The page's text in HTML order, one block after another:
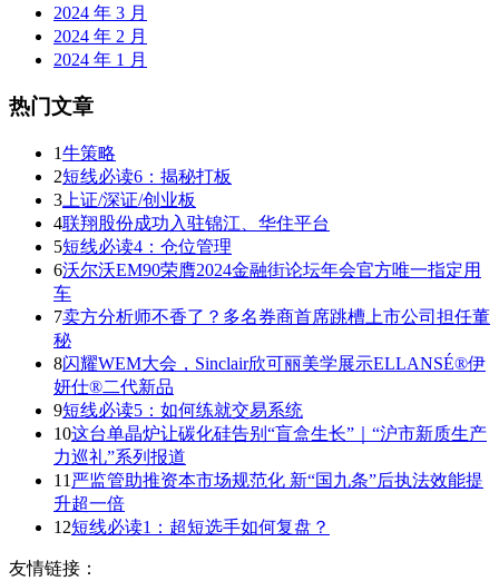
2024 年 3 月
2024 年 2 月
2024 年 1 月
热门文章
1牛策略
2短线必读6：揭秘打板
3 上证/深证/创业板
4联翔股份成功入驻锦江、华住平台
5短线必读4：仓位管理
6沃尔沃EM90荣膺2024金融街论坛年会官方唯一指定用
车
7卖方分析师不香了？多名券商首席跳槽上市公司担任董
秘
8闪耀WEM大会，Sinclair欣可丽美学展示ELLANSÉ®伊
妍仕®二代新品
9短线必读5：如何练就交易系统
10这台单晶炉让碳化硅告别“盲盒生长”｜“沪市新质生产
力巡礼”系列报道
11 严监管助推资本市场规范化 新“国九条”后执法效能提
升超一倍
12短线必读1：超短选手如何复盘？
友情链接：